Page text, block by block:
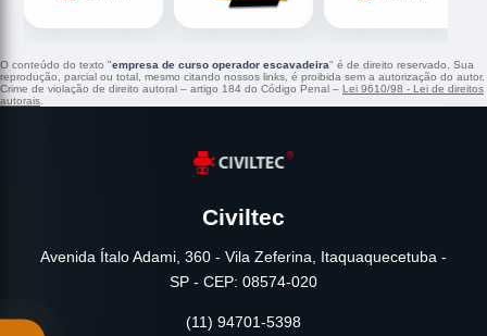
O conteúdo do texto "empresa de curso operador escavadeira" é de direito reservado. Sua
reprodução, parcial ou total, mesmo citando nossos links, é proibida sem a autorização do autor.
Crime de violação de direito autoral – artigo 184 do Código Penal – Lei 9610/98 - Lei de direitos
autorais
Civiltec
Avenida Ítalo Adami, 360 - Vila Zeferina, Itaquaquecetuba -
SP - CEP: 08574-020
(11) 94701-5398